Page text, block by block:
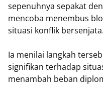
sepenuhnya sepakat
mencoba menembus
situasi konflik bersenjata.
Ia menilai langkah
signifikan terhadap
menambah beban